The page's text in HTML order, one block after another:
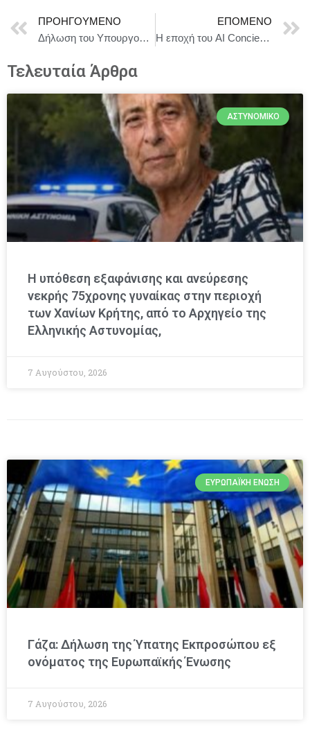
ΠΡΟΗΓΟΎΜΕΝΟ
Δήλωση του Υπουργού Υποδομών και Μεταφορών Χρίστου Δήμα σχετικά με την αποκατάσταση του προβλήματος στη διεξαγωγή των πτήσεω
ΕΠΌΜΕΝΟ
Η εποχή του AI Concierge στην υγεία: το νέο “secret weapon” για τον ιατρικό τουρισμό
Τελευταία Άρθρα
ΑΣΤΥΝΟΜΙΚΌ
Η υπόθεση εξαφάνισης και ανεύρεσης
νεκρής 75χρονης γυναίκας στην περιοχή
των Χανίων Κρήτης, από το Αρχηγείο της
Ελληνικής Αστυνομίας,
7 Αυγούστου, 2026
ΕΥΡΩΠΑΪΚΉ ΈΝΩΣΗ
Γάζα: Δήλωση της Ύπατης Εκπροσώπου εξ
ονόματος της Ευρωπαϊκής Ένωσης
7 Αυγούστου, 2026